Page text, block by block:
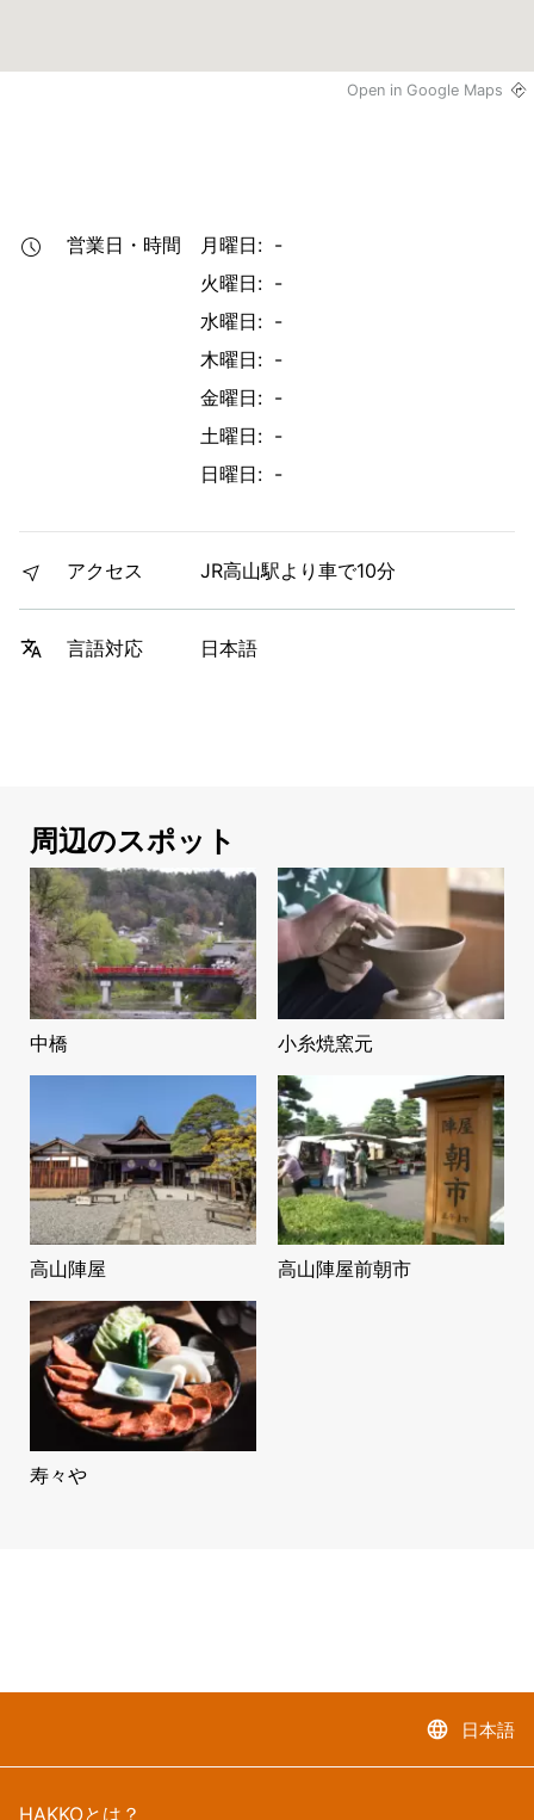
Open in Google Maps
営業日・時間
月曜日: -
火曜日: -
水曜日: -
木曜日: -
金曜日: -
土曜日: -
日曜日: -
アクセス JR高山駅より車で10分
言語対応 日本語
周辺のスポット
中橋 小糸焼窯元
高山陣屋 高山陣屋前朝市
寿々や
language 日本語
HAKKOとは？